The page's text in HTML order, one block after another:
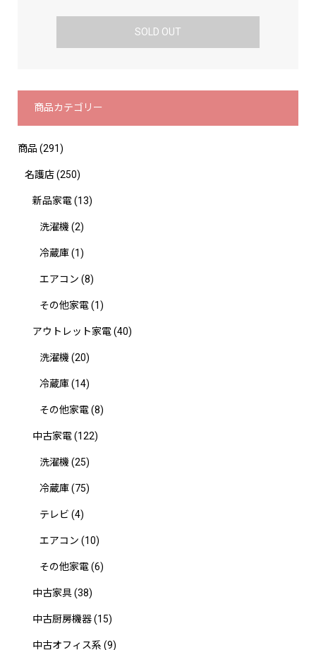
SOLD OUT
商品カテゴリー
商品 (291)
名護店(250)
新品家電(13)
洗濯機 (2)
冷蔵庫(1)
エアコン (8)
その他家電(1)
アウトレット家電(40)
洗濯機 (20)
冷蔵庫(14)
その他家電(8)
中古家電(122)
洗濯機 (25)
冷蔵庫(75)
テレビ (4)
エアコン (10)
その他家電(6)
中古家具(38)
中古厨房機器(15)
中古オフィス系 (9)